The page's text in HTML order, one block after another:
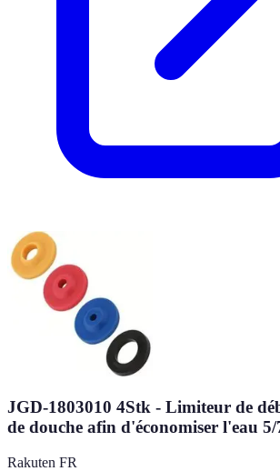
JGD-1803010 4Stk - Limiteur de
de douche afin d'économiser l'eau
Rakuten FR